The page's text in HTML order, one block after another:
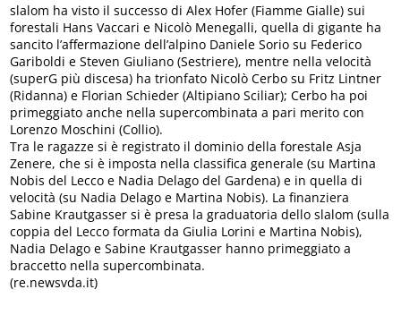
slalom ha visto il successo di Alex Hofer (Fiamme Gialle) sui
forestali Hans Vaccari e Nicolò Menegalli, quella di gigante ha
sancito l’affermazione dell’alpino Daniele Sorio su Federico
Gariboldi e Steven Giuliano (Sestriere), mentre nella velocità
(superG più discesa) ha trionfato Nicolò Cerbo su Fritz Lintner
(Ridanna) e Florian Schieder (Altipiano Sciliar); Cerbo ha poi
primeggiato anche nella supercombinata a pari merito con
Lorenzo Moschini (Collio).
Tra le ragazze si è registrato il dominio della forestale Asja
Zenere, che si è imposta nella classifica generale (su Martina
Nobis del Lecco e Nadia Delago del Gardena) e in quella di
velocità (su Nadia Delago e Martina Nobis). La finanziera
Sabine Krautgasser si è presa la graduatoria dello slalom (sulla
coppia del Lecco formata da Giulia Lorini e Martina Nobis),
Nadia Delago e Sabine Krautgasser hanno primeggiato a
braccetto nella supercombinata.
(re.newsvda.it)